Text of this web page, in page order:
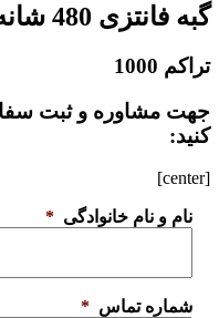
گبه فانتزی 480 شانه ماشینی کد3032
تراکم 1000
جهت مشاوره و ثبت
کنید:
[center]
نام و نام خانوادگی *
شماره تماس *